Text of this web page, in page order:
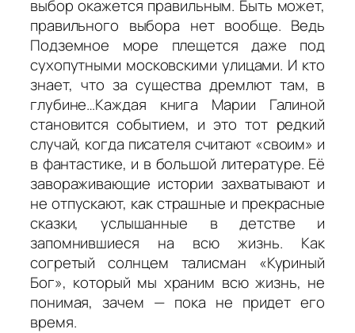
выбор окажется правильным. Быть может,
правильного выбора нет вообще. Ведь
Подземное море плещется даже под
сухопутными московскими улицами. И кто
знает, что за существа дремлют там, в
глубине…Каждая книга Марии Галиной
становится событием, и это тот редкий
случай, когда писателя считают «своим» и
в фантастике, и в большой литературе. Её
завораживающие истории захватывают и
не отпускают, как страшные и прекрасные
сказки, услышанные в детстве и
запомнившиеся на всю жизнь. Как
согретый солнцем талисман «Куриный
Бог», который мы храним всю жизнь, не
понимая, зачем — пока не придет его
время.